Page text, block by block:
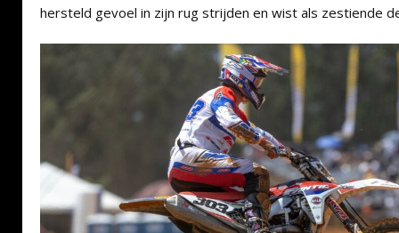
hersteld gevoel in zijn rug strijden en wist als zestiende